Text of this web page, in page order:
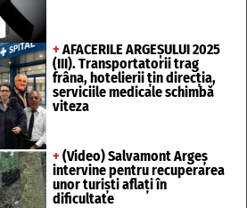
+ AFACERILE ARGEȘULUI 2025
(III). Transportatorii trag
frâna, hotelierii țin direcția,
serviciile medicale schimbă
viteza
+ (Video) Salvamont Argeș
intervine pentru recuperarea
unor turişti aflaţi în
dificultate